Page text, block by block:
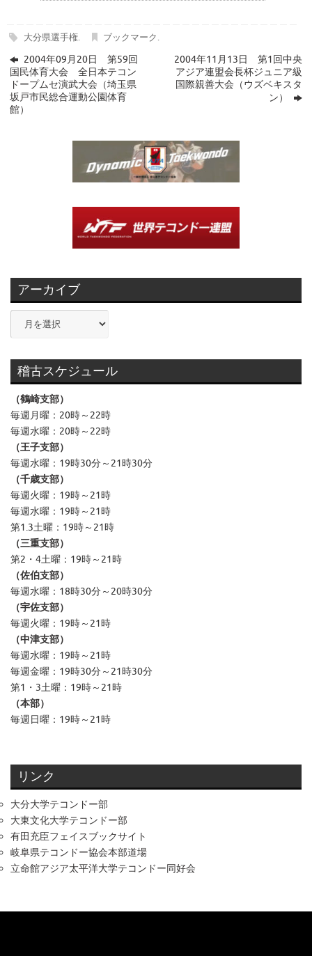
大分県選手権. ブックマーク.
2004年09月20日 第59回
国民体育大会 全日本テコン
ドープムセ演武大会（埼玉県
坂戸市民総合運動公園体育
館）
2004年11月13日 第1回中央
アジア連盟会長杯ジュニア級
国際親善大会（ウズベキスタ
ン）
アーカイブ
イ
ブ
稽古スケジュール
（鶴崎支部）
毎週月曜：20時～22時
毎週水曜：20時～22時
（王子支部）
毎週水曜：19時30分～21時30分
（千歳支部）
毎週火曜：19時～21時
毎週水曜：19時～21時
第1.3土曜：19時～21時
（三重支部）
第2・4土曜：19時～21時
（佐伯支部）
毎週水曜：18時30分～20時30分
（宇佐支部）
毎週火曜：19時～21時
（中津支部）
毎週水曜：19時～21時
毎週金曜：19時30分～21時30分
第1・3土曜：19時～21時
（本部）
毎週日曜：19時～21時
リンク
大分大学テコンドー部
大東文化大学テコンドー部
有田充臣フェイスブックサイト
岐阜県テコンドー協会本部道場
立命館アジア太平洋大学テコンドー同好会